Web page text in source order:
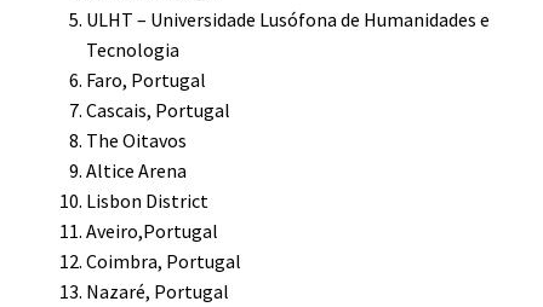
ULHT – Universidade Lusófona de Humanidades e
Tecnologia
Faro, Portugal
Cascais, Portugal
The Oitavos
Altice Arena
Lisbon District
Aveiro,Portugal
Coimbra, Portugal
Nazaré, Portugal